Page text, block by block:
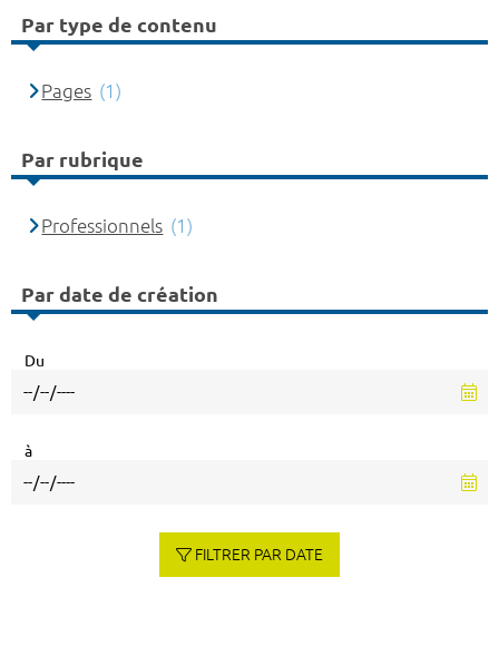
Par type de contenu
Pages (1)
Par rubrique
Professionnels (1)
Par date de création
Du
à
FILTRER PAR DATE